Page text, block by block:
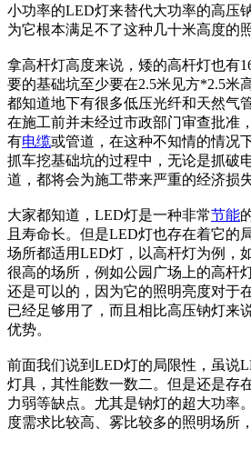
小功率的LED灯来替代大功率的高压
为它根本满足不了这种几十米高度的
拿高杆灯高度来说，矮的高杆灯也有
要的基础坑至少要在2.5米见方*2.5米
都知道地下有很多低压光纤和天然气
在施工前并未经过市政部门审查批准
有电缆或管道，在这种不知情的情况
抓车挖基础坑的过程中，无论是抓破
道，都将会为施工带来严重的经济损失
大家都知道，LED灯是一种非常节能
且寿命长。但是LED灯也存在着它的
场所都适用LED灯，以高杆灯为例，
很高的场所，例如公园广场上的高杆
还是可以的，因为它的照明亮度对于
已经足够用了，而且相比高压钠灯来
优势。
前面我们说到LED灯的局限性，虽说
灯具，其性能数一数二。但是还是存
力弱等缺点。尤其是钠灯的超大功率
度需求比较高、雾比较多的照明场所